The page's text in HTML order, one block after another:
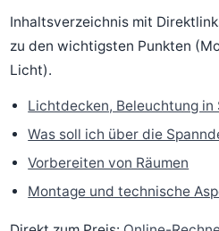
Inhaltsverzeichnis mit
zu den wichtigsten Punkten
Licht).
Lichtdecken, Beleuchtung in
Was soll ich über die
Vorbereiten von Räumen
Montage und technische